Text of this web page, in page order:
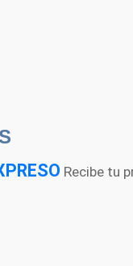
Recibe tu